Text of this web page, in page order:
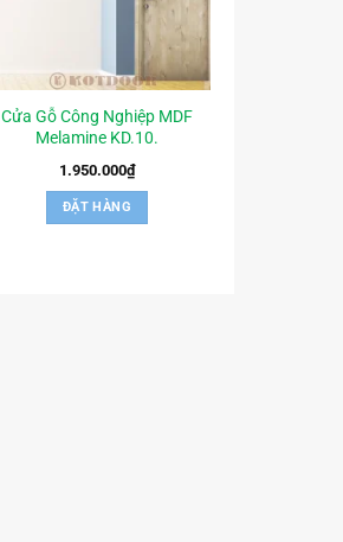
Cửa Gỗ Công Nghiệp MDF
Melamine KD.10.
1.950.000₫
ĐẶT HÀNG